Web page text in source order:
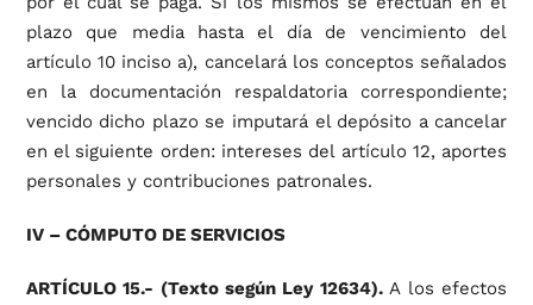
plazo que media hasta el día de vencimiento del
artículo 10 inciso a), cancelará los conceptos señalados
en la documentación respaldatoria correspondiente;
vencido dicho plazo se imputará el depósito a cancelar
en el siguiente orden: intereses del artículo 12, aportes
personales y contribuciones patronales.
IV – CÓMPUTO DE SERVICIOS
ARTÍCULO 15.- (Texto según Ley 12634).A los efectos